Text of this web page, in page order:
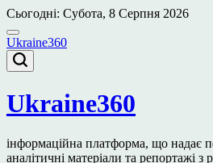
Перейти
до
вмісту
Сьогодні: Субота, 8 Серпня 2026
Ukraine360
Ukraine360
інформаційна платформа, що надає
аналітичні матеріали та репортажі з